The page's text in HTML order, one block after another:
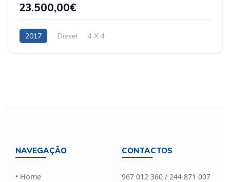
23.500,00€
2017 Diesel 4 X 4
NAVEGAÇÃO
• Home
CONTACTOS
967 012 360 / 244 871 007